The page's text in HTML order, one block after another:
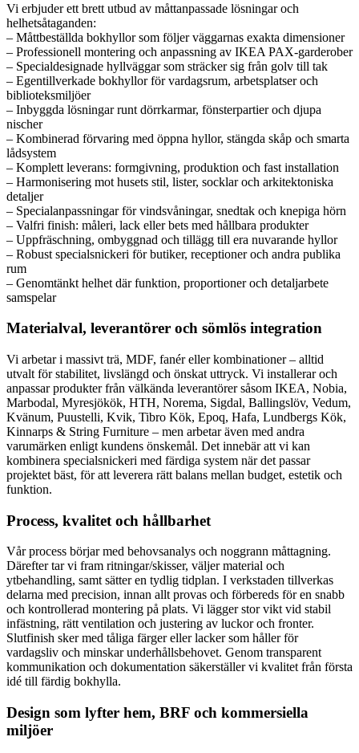
Vi erbjuder ett brett utbud av måttanpassade lösningar och
helhetsåtaganden:
– Måttbeställda bokhyllor som följer väggarnas exakta dimensioner
– Professionell montering och anpassning av IKEA PAX-garderober
– Specialdesignade hyllväggar som sträcker sig från golv till tak
– Egentillverkade bokhyllor för vardagsrum, arbetsplatser och
biblioteksmiljöer
– Inbyggda lösningar runt dörrkarmar, fönsterpartier och djupa
nischer
– Kombinerad förvaring med öppna hyllor, stängda skåp och smarta
lådsystem
– Komplett leverans: formgivning, produktion och fast installation
– Harmonisering mot husets stil, lister, socklar och arkitektoniska
detaljer
– Specialanpassningar för vindsvåningar, snedtak och knepiga hörn
– Valfri finish: måleri, lack eller bets med hållbara produkter
– Uppfräschning, ombyggnad och tillägg till era nuvarande hyllor
– Robust specialsnickeri för butiker, receptioner och andra publika
rum
– Genomtänkt helhet där funktion, proportioner och detaljarbete
samspelar
Materialval, leverantörer och sömlös integration
Vi arbetar i massivt trä, MDF, fanér eller kombinationer – alltid
utvalt för stabilitet, livslängd och önskat uttryck. Vi installerar och
anpassar produkter från välkända leverantörer såsom IKEA, Nobia,
Marbodal, Myresjökök, HTH, Norema, Sigdal, Ballingslöv, Vedum,
Kvänum, Puustelli, Kvik, Tibro Kök, Epoq, Hafa, Lundbergs Kök,
Kinnarps & String Furniture – men arbetar även med andra
varumärken enligt kundens önskemål. Det innebär att vi kan
kombinera specialsnickeri med färdiga system när det passar
projektet bäst, för att leverera rätt balans mellan budget, estetik och
funktion.
Process, kvalitet och hållbarhet
Vår process börjar med behovsanalys och noggrann måttagning.
Därefter tar vi fram ritningar/skisser, väljer material och
ytbehandling, samt sätter en tydlig tidplan. I verkstaden tillverkas
delarna med precision, innan allt provas och förbereds för en snabb
och kontrollerad montering på plats. Vi lägger stor vikt vid stabil
infästning, rätt ventilation och justering av luckor och fronter.
Slutfinish sker med tåliga färger eller lacker som håller för
vardagsliv och minskar underhållsbehovet. Genom transparent
kommunikation och dokumentation säkerställer vi kvalitet från första
idé till färdig bokhylla.
Design som lyfter hem, BRF och kommersiella
miljöer